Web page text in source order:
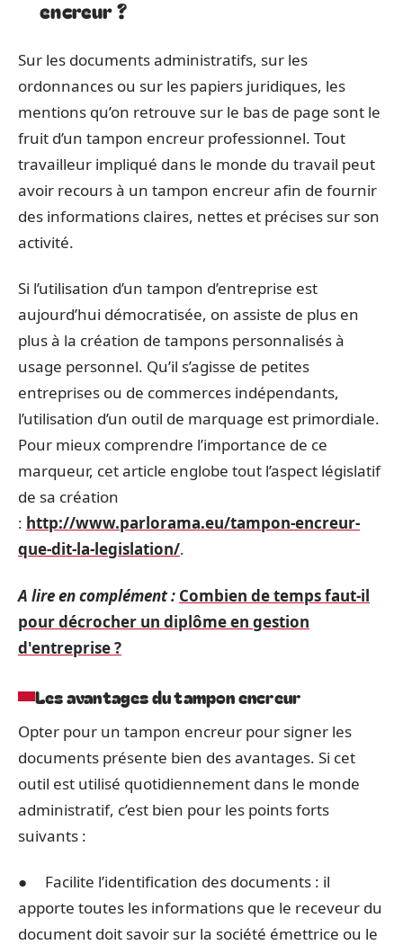
encreur ?
Sur les documents administratifs, sur les
ordonnances ou sur les papiers juridiques, les
mentions qu’on retrouve sur le bas de page sont le
fruit d’un tampon encreur professionnel. Tout
travailleur impliqué dans le monde du travail peut
avoir recours à un tampon encreur afin de fournir
des informations claires, nettes et précises sur son
activité.
Si l’utilisation d’un tampon d’entreprise est
aujourd’hui démocratisée, on assiste de plus en
plus à la création de tampons personnalisés à
usage personnel. Qu’il s’agisse de petites
entreprises ou de commerces indépendants,
l’utilisation d’un outil de marquage est primordiale.
Pour mieux comprendre l’importance de ce
marqueur, cet article englobe tout l’aspect législatif
de sa création
: http://www.parlorama.eu/tampon-encreur-
que-dit-la-legislation/.
A lire en complément : Combien de temps faut-il
pour décrocher un diplôme en gestion
d'entreprise ?
Les avantages du tampon encreur
Opter pour un tampon encreur pour signer les
documents présente bien des avantages. Si cet
outil est utilisé quotidiennement dans le monde
administratif, c’est bien pour les points forts
suivants :
● Facilite l’identification des documents : il
apporte toutes les informations que le receveur du
document doit savoir sur la société émettrice ou le